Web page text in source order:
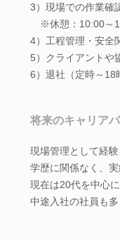
3）現場での作業確
※休憩：10:00～
4）工程管理・安全
5）クライアントや
6）退社（定時～18
将来のキャリア
現場管理として経
学歴に関係なく、
現在は20代を中心
中途入社の社員も多